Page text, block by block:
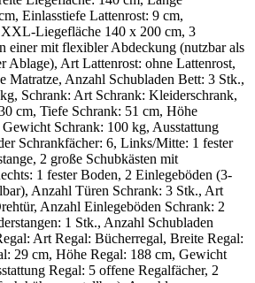
Einlasstiefe Lattenrost: 9 cm,
Liegefläche 140 x 200 cm, 3
einer mit flexibler Abdeckung (nutzbar als
Ablage), Art Lattenrost: ohne Lattenrost,
Matratze, Anzahl Schubladen Bett: 3 Stk.,
Schrank: Art Schrank: Kleiderschrank,
cm, Tiefe Schrank: 51 cm, Höhe
Schrank: 100 kg, Ausstattung
Schrankfächer: 6, Links/Mitte: 1 fester
2 große Schubkästen mit
1 fester Boden, 2 Einlegeböden (3-
Anzahl Türen Schrank: 3 Stk., Art
Anzahl Einlegeböden Schrank: 2
1 Stk., Anzahl Schubladen
Art Regal: Bücherregal, Breite Regal:
29 cm, Höhe Regal: 188 cm, Gewicht
Regal: 5 offene Regalfächer, 2